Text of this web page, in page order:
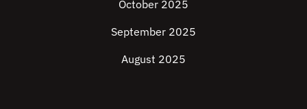
October 2025
September 2025
August 2025